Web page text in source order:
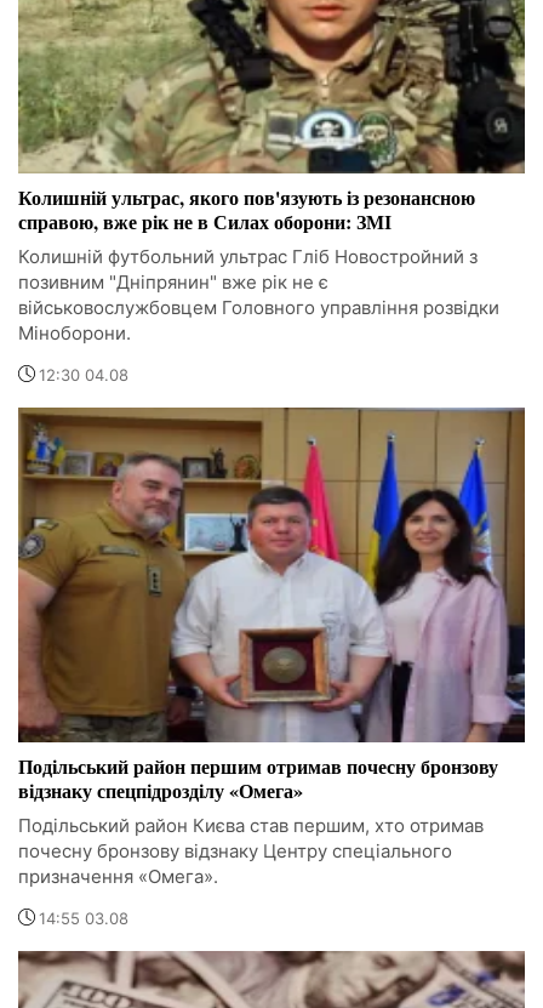
Колишній ультрас, якого пов'язують із резонансною
справою, вже рік не в Силах оборони: ЗМІ
Колишній футбольний ультрас Гліб Новостройний з
позивним "Дніпрянин" вже рік не є
військовослужбовцем Головного управління розвідки
Міноборони.
12:30 04.08
Подільський район першим отримав почесну бронзову
відзнаку спецпідрозділу «Омега»
Подільський район Києва став першим, хто отримав
почесну бронзову відзнаку Центру спеціального
призначення «Омега».
14:55 03.08